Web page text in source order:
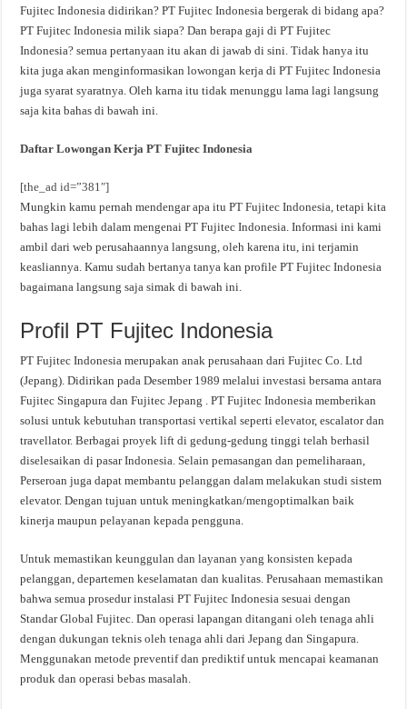
Fujitec Indonesia didirikan? PT Fujitec Indonesia bergerak di bidang apa?
PT Fujitec Indonesia milik siapa? Dan berapa gaji di PT Fujitec
Indonesia? semua pertanyaan itu akan di jawab di sini. Tidak hanya itu
kita juga akan menginformasikan lowongan kerja di PT Fujitec Indonesia
juga syarat syaratnya. Oleh karna itu tidak menunggu lama lagi langsung
saja kita bahas di bawah ini.
Daftar Lowongan Kerja PT Fujitec Indonesia
[the_ad id=”381″]
Mungkin kamu pernah mendengar apa itu PT Fujitec Indonesia, tetapi kita
bahas lagi lebih dalam mengenai PT Fujitec Indonesia. Informasi ini kami
ambil dari web perusahaannya langsung, oleh karena itu, ini terjamin
keasliannya. Kamu sudah bertanya tanya kan profile PT Fujitec Indonesia
bagaimana langsung saja simak di bawah ini.
Profil PT Fujitec Indonesia
PT Fujitec Indonesia merupakan anak perusahaan dari Fujitec Co. Ltd
(Jepang). Didirikan pada Desember 1989 melalui investasi bersama antara
Fujitec Singapura dan Fujitec Jepang . PT Fujitec Indonesia memberikan
solusi untuk kebutuhan transportasi vertikal seperti elevator, escalator dan
travellator. Berbagai proyek lift di gedung-gedung tinggi telah berhasil
diselesaikan di pasar Indonesia. Selain pemasangan dan pemeliharaan,
Perseroan juga dapat membantu pelanggan dalam melakukan studi sistem
elevator. Dengan tujuan untuk meningkatkan/mengoptimalkan baik
kinerja maupun pelayanan kepada pengguna.
Untuk memastikan keunggulan dan layanan yang konsisten kepada
pelanggan, departemen keselamatan dan kualitas. Perusahaan memastikan
bahwa semua prosedur instalasi PT Fujitec Indonesia sesuai dengan
Standar Global Fujitec. Dan operasi lapangan ditangani oleh tenaga ahli
dengan dukungan teknis oleh tenaga ahli dari Jepang dan Singapura.
Menggunakan metode preventif dan prediktif untuk mencapai keamanan
produk dan operasi bebas masalah.